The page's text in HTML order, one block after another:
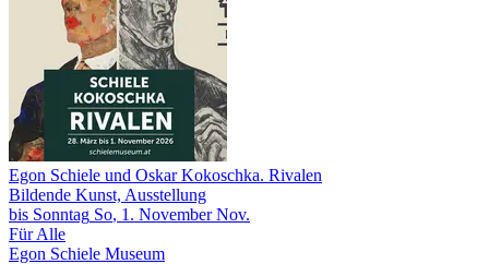
Egon Schiele und Oskar Kokoschka. Rivalen
Bildende Kunst, Ausstellung
bis Sonntag So, 1. November Nov.
Für Alle
Egon Schiele Museum